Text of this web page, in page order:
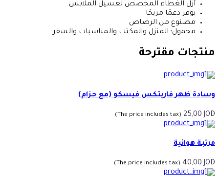
أزل الغطاء المخصص لغسيل الملابس
يوفر دعمًا مريحًا
مصنوع من الرصاص
محمول؛ المنزل والمكتب والمناسبات والسفر
منتجات مقترحة
وسادة ظهر فاريتكس فيسكو (مع حزام)
25,00 JOD
(The price includes tax)
مرتبة هوائية
40,00JOD
(The price includes tax)